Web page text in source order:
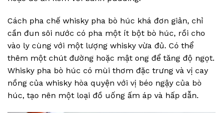
Cách pha chế whisky pha bò húc khá đơn giản, chỉ
cần đun sôi nước có pha một ít bột bò húc, rồi cho
vào ly cùng với một lượng whisky vừa đủ. Có thể
thêm một chút đường hoặc mật ong để tăng độ ngọt.
Whisky pha bò húc có mùi thơm đặc trưng và vị cay
nồng của whisky hòa quyện với vị béo ngậy của bò
húc, tạo nên một loại đồ uống ấm áp và hấp dẫn.